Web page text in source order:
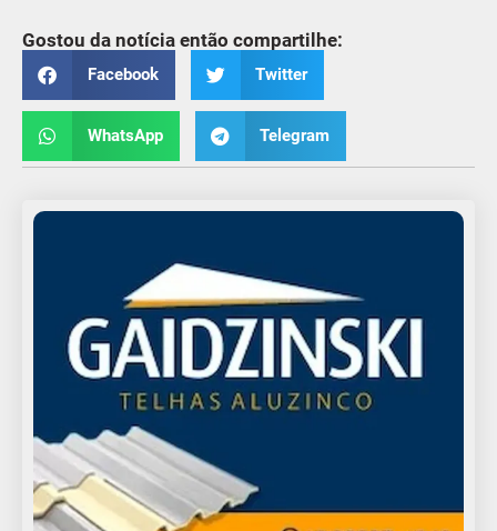
Gostou da notícia então compartilhe:
Facebook Twitter
WhatsApp Telegram